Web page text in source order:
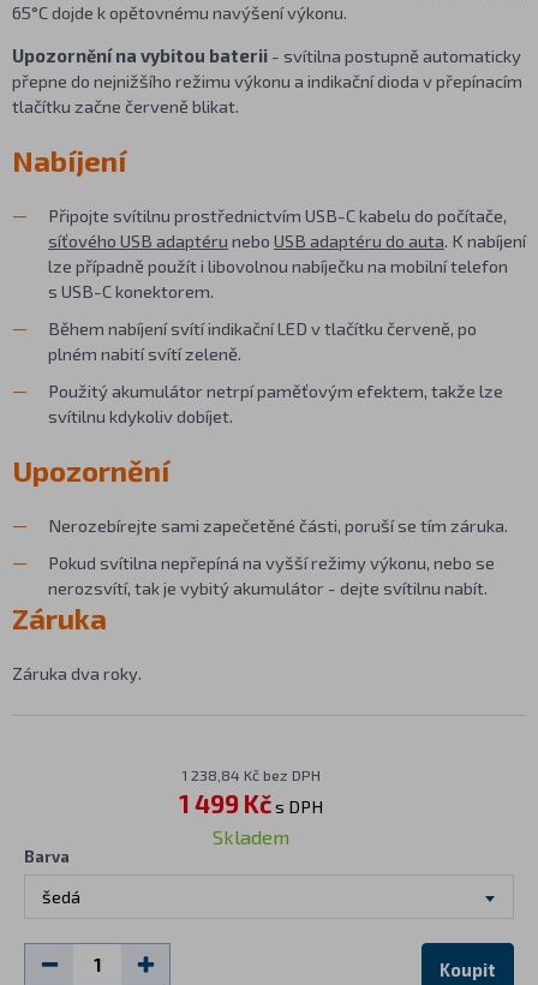
65°C dojde k opětovnému navýšení výkonu.
Upozornění na vybitou baterii - svítilna postupně automaticky
přepne do nejnižšího režimu výkonu a indikační dioda v přepínacím
tlačítku začne červeně blikat.
Nabíjení
Připojte svítilnu prostřednictvím USB-C kabelu do počítače,
síťového USB adaptéru nebo USB adaptéru do auta. K nabíjení
lze případně použít i libovolnou nabíječku na mobilní telefon
s USB-C konektorem.
Během nabíjení svítí indikační LED v tlačítku červeně, po
plném nabití svítí zeleně.
Použitý akumulátor netrpí paměťovým efektem, takže lze
svítilnu kdykoliv dobíjet.
Upozornění
Nerozebírejte sami zapečetěné části, poruší se tím záruka.
Pokud svítilna nepřepíná na vyšší režimy výkonu, nebo se
nerozsvítí, tak je vybitý akumulátor - dejte svítilnu nabít.
Záruka
Záruka dva roky.
1 238,84 Kč bez DPH
1 499 Kčs DPH
Skladem
Barva
šedá
Koupit